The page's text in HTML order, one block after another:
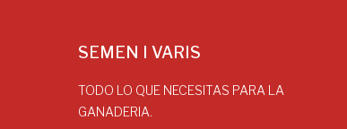
SEMEN I VARIS
TODO LO QUE NECESITAS PARA LA
GANADERIA.